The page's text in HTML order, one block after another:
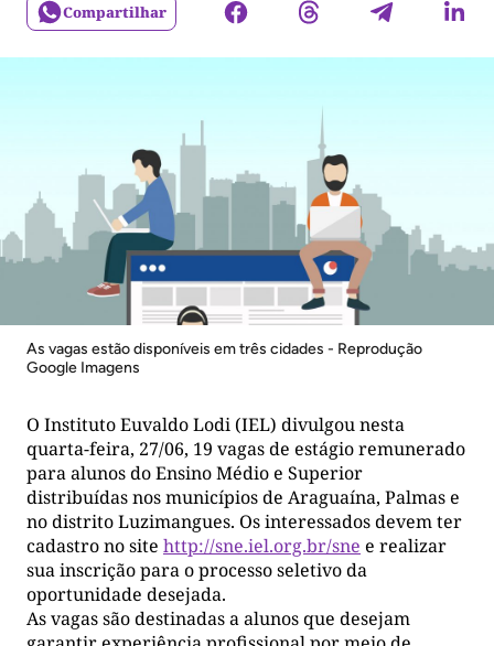
Compartilhar
As vagas estão disponíveis em três cidades - Reprodução
Google Imagens
O Instituto Euvaldo Lodi (IEL) divulgou nesta
quarta-feira, 27/06, 19 vagas de estágio remunerado
para alunos do Ensino Médio e Superior
distribuídas nos municípios de Araguaína, Palmas e
no distrito Luzimangues. Os interessados devem ter
cadastro no site http://sne.iel.org.br/sne e realizar
sua inscrição para o processo seletivo da
oportunidade desejada.
As vagas são destinadas a alunos que desejam